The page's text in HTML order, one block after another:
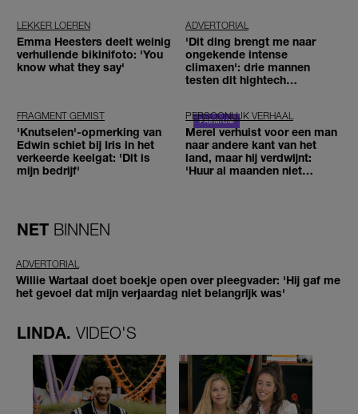
LEKKER LOEREN
Emma Heesters deelt weinig
verhullende bikinifoto: 'You
know what they say'
ADVERTORIAL
'Dit ding brengt me naar
ongekende intense
climaxen': drie mannen
testen dit hightech
FRAGMENT GEMIST
'Knutselen'-opmerking van
Edwin schiet bij Iris in het
verkeerde keelgat: 'Dit is
mijn bedrijf'
PERSOONLIJK VERHAAL
Merel verhuist voor een man
naar andere kant van het
land, maar hij verdwijnt:
'Huur al maanden niet
NET BINNEN
ADVERTORIAL
Willie Wartaal doet boekje open over pleegvader: 'Hij gaf me
het gevoel dat mijn verjaardag niet belangrijk was'
LINDA. VIDEO'S